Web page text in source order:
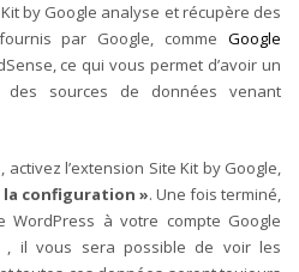
by Google analyse et récupère des
par Google, comme Google
ce qui vous permet d’avoir un
sources de données venant
l’extension Site Kit by Google,
la configuration ». Une fois terminé,
à votre compte Google
, il vous sera possible de voir les